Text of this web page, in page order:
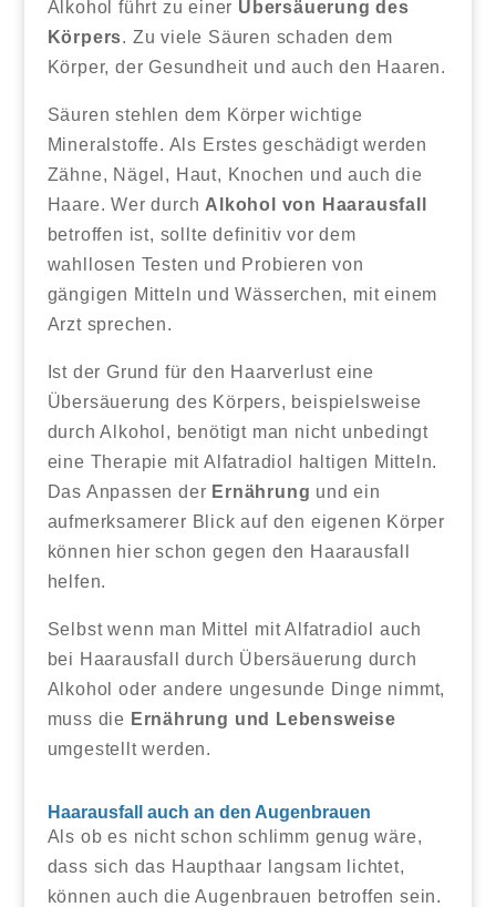
Alkohol führt zu einer Übersäuerung des
Körpers. Zu viele Säuren schaden dem
Körper, der Gesundheit und auch den Haaren.
Säuren stehlen dem Körper wichtige
Mineralstoffe. Als Erstes geschädigt werden
Zähne, Nägel, Haut, Knochen und auch die
Haare. Wer durch Alkohol von Haarausfall
betroffen ist, sollte definitiv vor dem
wahllosen Testen und Probieren von
gängigen Mitteln und Wässerchen, mit einem
Arzt sprechen.
Ist der Grund für den Haarverlust eine
Übersäuerung des Körpers, beispielsweise
durch Alkohol, benötigt man nicht unbedingt
eine Therapie mit Alfatradiol haltigen Mitteln.
Das Anpassen der Ernährung und ein
aufmerksamerer Blick auf den eigenen Körper
können hier schon gegen den Haarausfall
helfen.
Selbst wenn man Mittel mit Alfatradiol auch
bei Haarausfall durch Übersäuerung durch
Alkohol oder andere ungesunde Dinge nimmt,
muss die Ernährung und Lebensweise
umgestellt werden.
Haarausfall auch an den Augenbrauen
Als ob es nicht schon schlimm genug wäre,
dass sich das Haupthaar langsam lichtet,
können auch die Augenbrauen betroffen sein.